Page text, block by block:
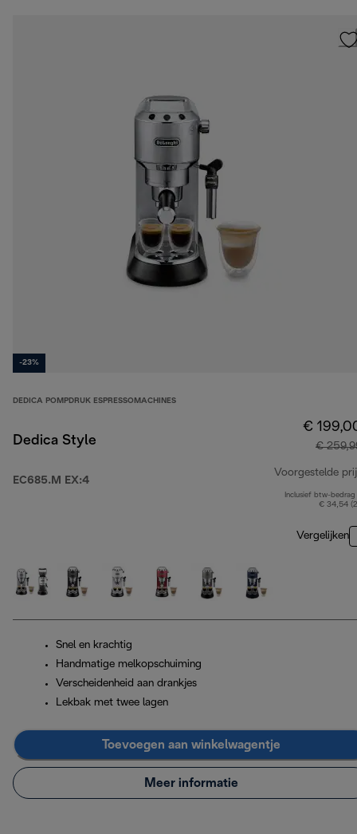
-23%
DEDICA POMPDRUK ESPRESSOMACHINES
Dedica Style
EC685.M EX:4
€
€
Voorgestelde
Inclusief btw-bedrag
€ 34,54
Vergelijken
Snel en krachtig
Handmatige melkopschuiming
Verscheidenheid aan drankjes
Lekbak met twee lagen
Toevoegen aan winkelwagentje
Meer informatie